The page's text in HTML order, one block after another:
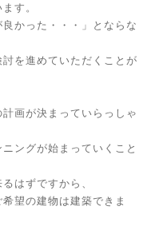
す。
かった・・・」とならな
を進めていただくことが
画が決まっていらっしゃ
ングが始まっていくこと
はずですから、
望の建物は建築できま